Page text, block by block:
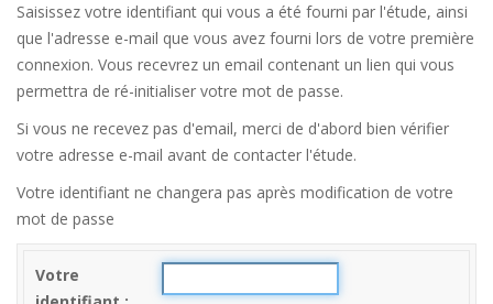
Saisissez votre identifiant qui vous a été fourni par l'étude, ainsi
que l'adresse e-mail que vous avez fourni lors de votre première
connexion. Vous recevrez un email contenant un lien qui vous
permettra de ré-initialiser votre mot de passe.
Si vous ne recevez pas d'email, merci de d'abord bien vérifier
votre adresse e-mail avant de contacter l'étude.
Votre identifiant ne changera pas après modification de votre
mot de passe
Votre